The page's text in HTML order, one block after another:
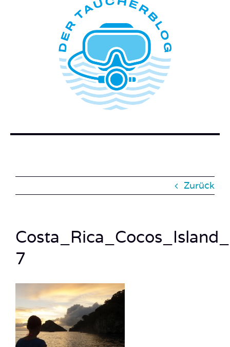
ÜBER DIESEN BLOG
WER STECKT HINTER DEM TAUCHERBLOG?
BUCH BESTELLEN
Zurück
7